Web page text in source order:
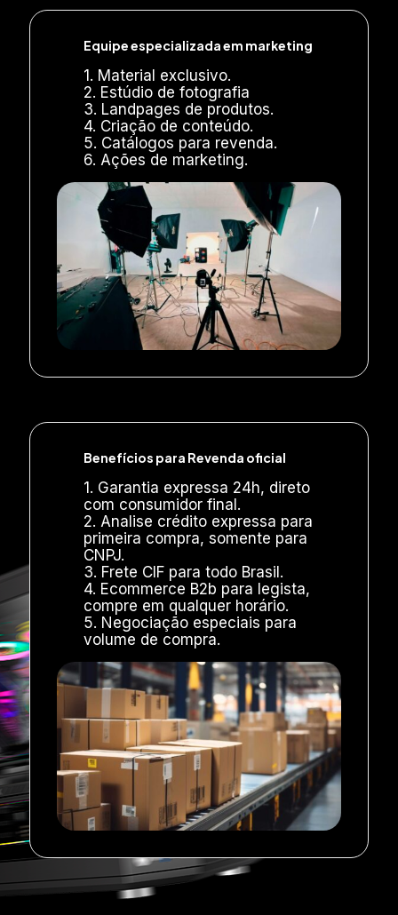
Equipe especializada em marketing
1. Material exclusivo.
2. Estúdio de fotografia
3. Landpages de produtos.
4. Criação de conteúdo.
5. Catálogos para revenda.
6. Ações de marketing.
Benefícios para Revenda oficial
1. Garantia expressa 24h, direto
com consumidor final.
2. Analise crédito expressa para
primeira compra, somente para
CNPJ.
3. Frete CIF para todo Brasil.
4. Ecommerce B2b para legista,
compre em qualquer horário.
5. Negociação especiais para
volume de compra.